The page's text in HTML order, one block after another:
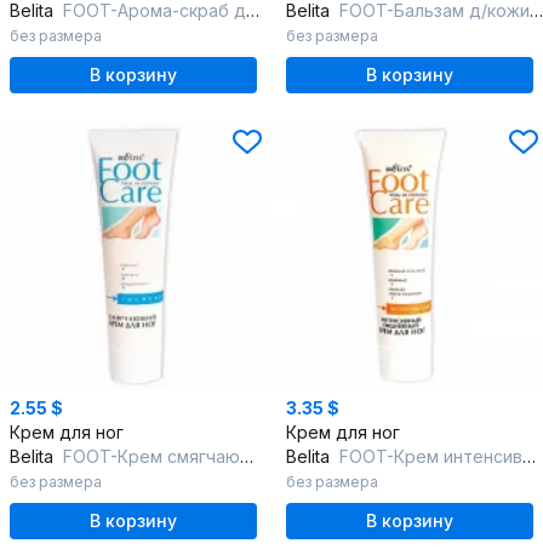
Belita FOOT-Арома-скраб для ног
без размера
В корзину
Belita FOOT-Бальзам д/кожи ног, склонной к образованию трещин
без размера
В корзину
2.55 $
Крем для ног
Belita FOOT-Крем смягчающий для ног
без размера
В корзину
3.35 $
Крем для ног
Belita FOOT-Крем интенсивный ежедневный для ног
без размера
В корзину